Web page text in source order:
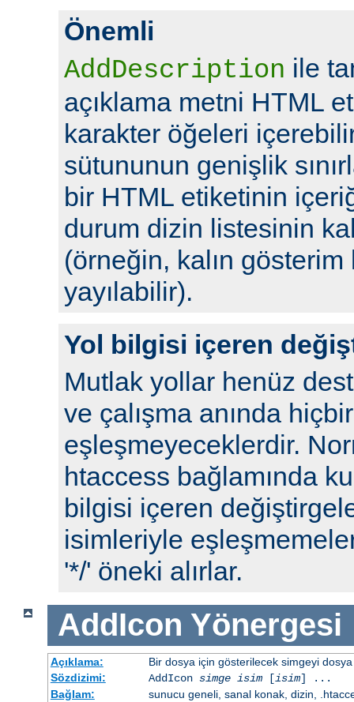
Önemli
AddDescription ile
açıklama metni HTML
karakter öğeleri
sütununun genişlik
bir HTML etiketinin
durum dizin listesinin
(örneğin, kalın
yayılabilir).
Yol bilgisi içeren
Mutlak yollar henüz
ve çalışma anında
eşleşmeyeceklerdir.
htaccess bağlamında
bilgisi içeren
isimleriyle
'*/' öneki alırlar.
AddIcon Yönergesi
Açıklama:
Bir dosya için gösterilecek simgeyi
Sözdizimi:
AddIcon simge isim[isim] ...
Bağlam:
sunucu geneli, sanal konak, dizin,